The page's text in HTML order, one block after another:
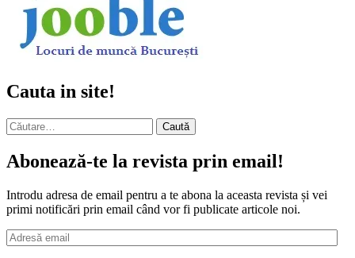
Cauta in site!
Caută
după:
Abonează-te la revista prin email!
Introdu adresa de email pentru a te abona la aceasta revista și vei
primi notificări prin email când vor fi publicate articole noi.
Adresă
email